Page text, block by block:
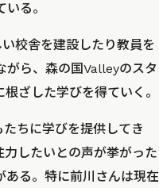
る。
校舎を建設したり教員を
がら、森の国Valleyのスタ
ざした学びを得ていく。
ちに学びを提供してき
したいとの声が挙がった
ある。特に前川さんは現在